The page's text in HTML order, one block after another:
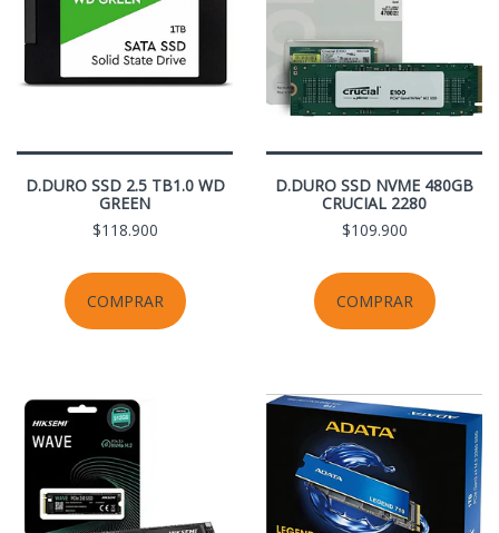
D.DURO SSD 2.5 TB1.0 WD
GREEN
$118.900
COMPRAR
D.DURO SSD NVME 480GB
CRUCIAL 2280
$109.900
COMPRAR